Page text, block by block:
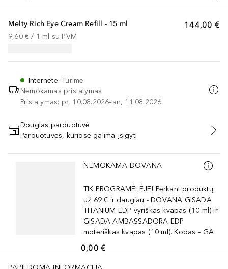
144,00 €
Melty Rich Eye Cream Refill - 15 ml
9,60 € / 1 ml su PVM
Internete:Turime
Nemokamas pristatymas
Pristatymas: pr, 10.08.2026–an, 11.08.2026
PRIDĖTI Į KREPŠELĮ
Douglas parduotuvė
Parduotuvės, kuriose galima įsigyti
Praleisti slankiklį
NEMOKAMA DOVANA
TIK PROGRAMĖLĖJE! Perkant produktų
už 69 € ir daugiau - DOVANA GISADA
TITANIUM EDP vyriškas kvapas (10 ml) ir
GISADA AMBASSADORA EDP
moteriškas kvapas (10 ml). Kodas – GA
0,00 €